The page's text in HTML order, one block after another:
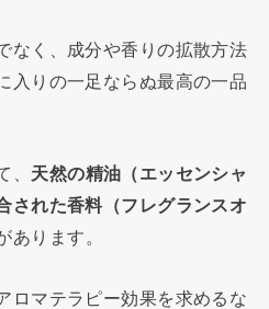
なく、成分や香りの拡散方法
入りの一足ならぬ最高の一品
、 天然の精油（エッセンシャ
された香料（フレグランスオ
あります。
ロマテラピー効果を求めるな